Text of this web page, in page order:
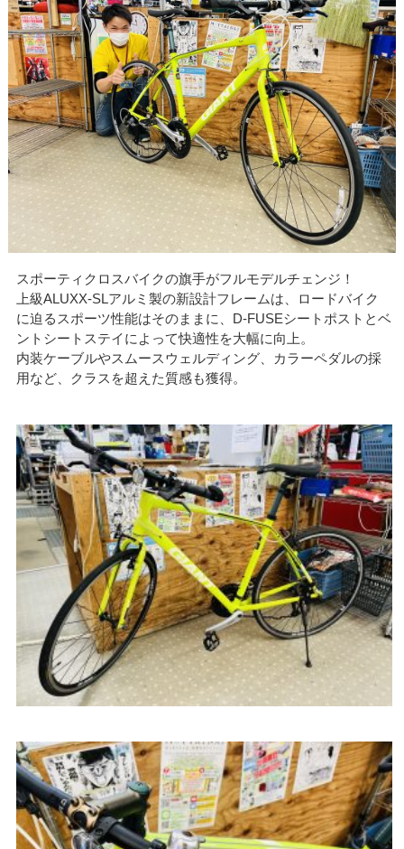
スポーティクロスバイクの旗手がフルモデルチェンジ！
上級ALUXX-SLアルミ製の新設計フレームは、ロードバイク
に迫るスポーツ性能はそのままに、D-FUSEシートポストとベ
ントシートステイによって快適性を大幅に向上。
内装ケーブルやスムースウェルディング、カラーペダルの採
用など、クラスを超えた質感も獲得。